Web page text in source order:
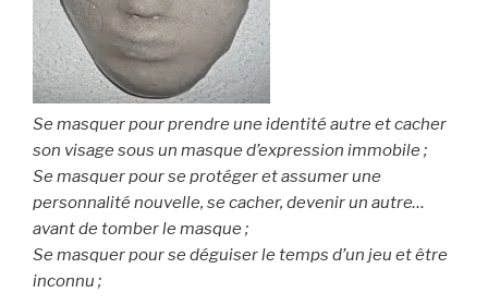
Se masquer pour prendre une identité autre et cacher
son visage sous un masque d’expression immobile ;
Se masquer pour se protéger et assumer une
personnalité nouvelle, se cacher, devenir un autre…
avant de tomber le masque ;
Se masquer pour se déguiser le temps d’un jeu et être
inconnu ;